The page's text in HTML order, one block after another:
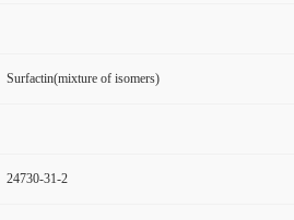
Surfactin(mixture of isomers)
24730-31-2